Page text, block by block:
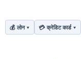
💰 लोन 💳 क्रेडिट कार्ड